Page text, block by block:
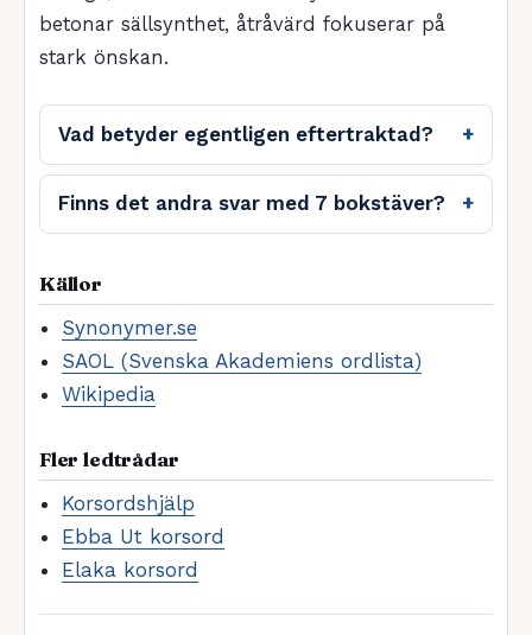
betonar sällsynthet, åtråvärd fokuserar på
stark önskan.
Vad betyder egentligen eftertraktad?
Finns det andra svar med 7 bokstäver?
Källor
Synonymer.se
SAOL (Svenska Akademiens ordlista)
Wikipedia
Fler ledtrådar
Korsordshjälp
Ebba Ut korsord
Elaka korsord